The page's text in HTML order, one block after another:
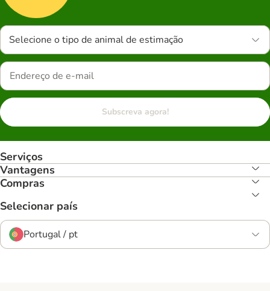
Selecione o tipo de animal de estimação
Subscreva agora!
Serviços
Vantagens
Compras
Selecionar país
Portugal / pt